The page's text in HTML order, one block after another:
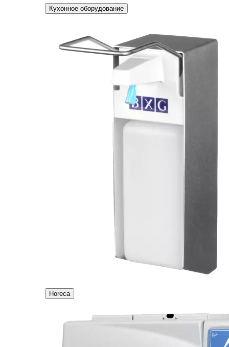
Кухонное оборудование
Horeca